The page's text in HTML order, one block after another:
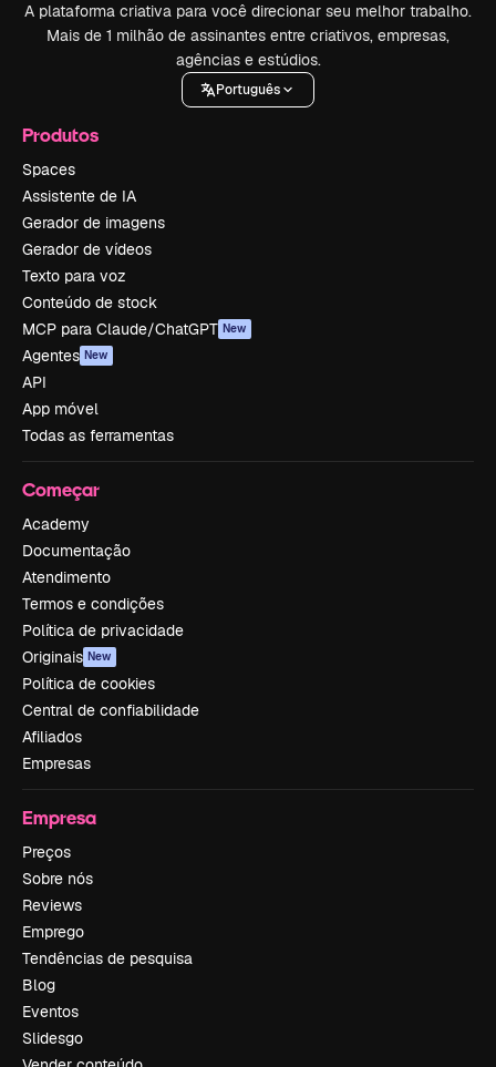
A plataforma criativa para você direcionar seu melhor trabalho.
Mais de 1 milhão de assinantes entre criativos, empresas,
agências e estúdios.
Português
Produtos
Spaces
Assistente de IA
Gerador de imagens
Gerador de vídeos
Texto para voz
Conteúdo de stock
MCP para Claude/ChatGPT New
Agentes New
API
App móvel
Todas as ferramentas
Começar
Academy
Documentação
Atendimento
Termos e condições
Política de privacidade
Originais New
Política de cookies
Central de confiabilidade
Afiliados
Empresas
Empresa
Preços
Sobre nós
Reviews
Emprego
Tendências de pesquisa
Blog
Eventos
Slidesgo